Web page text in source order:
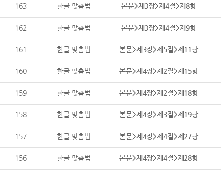
163 한글 맞춤법 본문>제3장>제4절>제8항
162 한글 맞춤법 본문>제3장>제4절>제9항
161 한글 맞춤법 본문>제3장>제5절>제11항
160 한글 맞춤법 본문>제4장>제2절>제15항
159 한글 맞춤법 본문>제4장>제2절>제18항
158 한글 맞춤법 본문>제4장>제3절>제19항
157 한글 맞춤법 본문>제4장>제4절>제27항
156 한글 맞춤법 본문>제4장>제4절>제28항